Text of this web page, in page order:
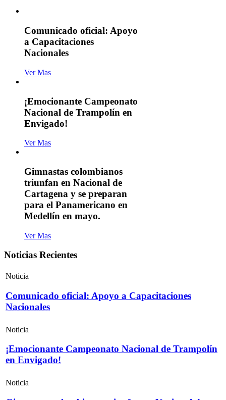
Comunicado oficial: Apoyo
a Capacitaciones
Nacionales
Ver Mas
¡Emocionante Campeonato
Nacional de Trampolín en
Envigado!
Ver Mas
Gimnastas colombianos
triunfan en Nacional de
Cartagena y se preparan
para el Panamericano en
Medellín en mayo.
Ver Mas
Noticias Recientes
Noticia
Comunicado oficial: Apoyo a Capacitaciones
Nacionales
Noticia
¡Emocionante Campeonato Nacional de Trampolín
en Envigado!
Noticia